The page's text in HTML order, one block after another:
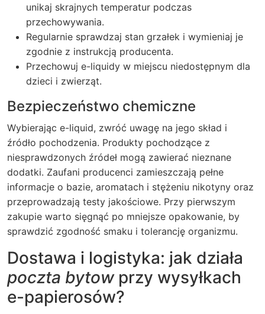
unikaj skrajnych temperatur podczas
przechowywania.
Regularnie sprawdzaj stan grzałek i wymieniaj je
zgodnie z instrukcją producenta.
Przechowuj e-liquidy w miejscu niedostępnym dla
dzieci i zwierząt.
Bezpieczeństwo chemiczne
Wybierając e-liquid, zwróć uwagę na jego skład i
źródło pochodzenia. Produkty pochodzące z
niesprawdzonych źródeł mogą zawierać nieznane
dodatki. Zaufani producenci zamieszczają pełne
informacje o bazie, aromatach i stężeniu nikotyny oraz
przeprowadzają testy jakościowe. Przy pierwszym
zakupie warto sięgnąć po mniejsze opakowanie, by
sprawdzić zgodność smaku i tolerancję organizmu.
Dostawa i logistyka: jak działa
poczta bytowprzy wysyłkach
e-papierosów?